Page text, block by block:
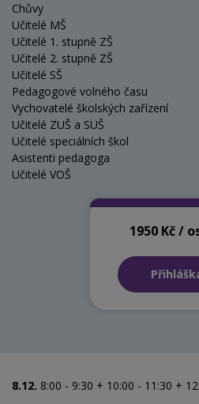
Chůvy
Učitelé MŠ
Učitelé 1. stupně ZŠ
Učitelé 2. stupně ZŠ
Učitelé SŠ
Pedagogové volného času
Vychovatelé školských zařízení
Učitelé ZUŠ a SUŠ
Učitelé speciálních škol
Asistenti pedagoga
Učitelé VOŠ
1950 Kč /
8.12. 8:00 - 9:30 + 10:00 - 11:30 +